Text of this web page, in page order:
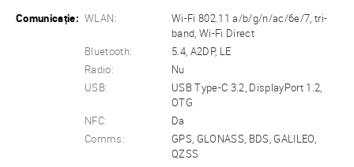
Comunicație: WLAN:
Wi-Fi 802.11 a/b/g/n/ac/6e/7, tri-
band, Wi-Fi Direct
Bluetooth:
5.4, A2DP, LE
Radio:
Nu
USB:
USB Type-C 3.2, DisplayPort 1.2,
OTG
NFC:
Da
Comms:
GPS, GLONASS, BDS, GALILEO,
QZSS